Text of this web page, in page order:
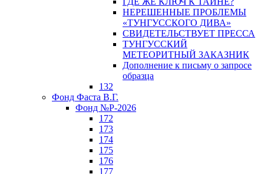
НЕРЕШЕННЫЕ ПРОБЛЕМЫ
«ТУНГУССКОГО ДИВА»
СВИДЕТЕЛЬСТВУЕТ ПРЕССА
ТУНГУССКИЙ
МЕТЕОРИТНЫЙ ЗАКАЗНИК
Дополнение к письму о запросе
образца
132
Фонд Фаста В.Г.
Фонд №Р-2026
172
173
174
175
176
177